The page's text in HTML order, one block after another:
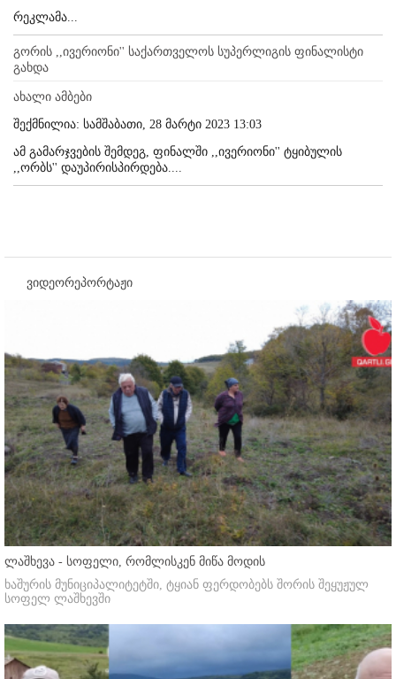
რეკლამა...
გორის ,,ივერიონი'' საქართველოს სუპერლიგის ფინალისტი
გახდა
ახალი ამბები
შექმნილია: სამშაბათი, 28 მარტი 2023 13:03
ამ გამარჯვების შემდეგ, ფინალში ,,ივერიონი'' ტყიბულის
,,ორბს'' დაუპირისპირდება....
ვიდეორეპორტაჟი
ლაშხევა - სოფელი, რომლისკენ მიწა მოდის
ხაშურის მუნიციპალიტეტში, ტყიან ფერდობებს შორის შეყუჟულ
სოფელ ლაშხევში